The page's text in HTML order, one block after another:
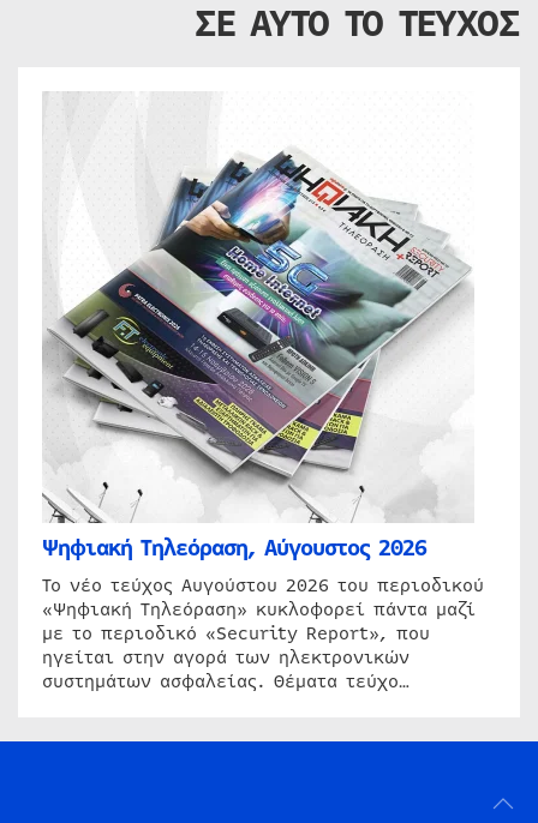
ΣΕ ΑΥΤΟ ΤΟ ΤΕΥΧΟΣ
Ψηφιακή Τηλεόραση, Αύγουστος 2026
Το νέο τεύχος Αυγούστου 2026 του περιοδικού
«Ψηφιακή Τηλεόραση» κυκλοφορεί πάντα μαζί
με το περιοδικό «Security Report», που
ηγείται στην αγορά των ηλεκτρονικών
συστημάτων ασφαλείας. Θέματα τεύχο…